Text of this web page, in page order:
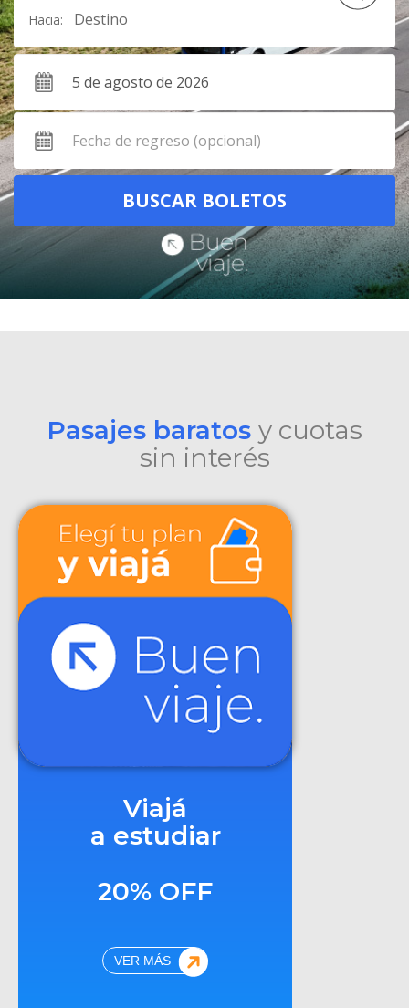
Pasajes baratos y cuotas
sin interés
Viajá
a estudiar
20% OFF
VER MÁS